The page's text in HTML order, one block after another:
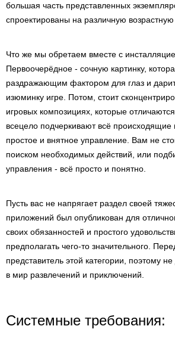
большая часть представленных
спроектированы на различную возрастную
Что же мы обретаем вместе с
Первоочерёдное - сочную картинку,
раздражающим фактором для глаз и
изюминку игре. Потом, стоит
игровых композициях, которые
всецело подчеркивают всё происходящие
простое и внятное управление. Вам не
поиском необходимых действий, или
управления - всё просто и понятно.
Пусть вас не напрягает раздел своей
приложений был опубликован для
своих обязанностей и простого
предполагать чего-то значительного.
представитель этой категории, поэтому
в мир развлечений и приключений.
Системные требования: